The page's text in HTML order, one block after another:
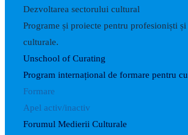
Dezvoltarea sectorului cultural
Programe și proiecte pentru profesioniști
culturale.
Unschool of Curating
Program internațional de formare pentru
Formare
Apel activ/inactiv
Forumul Medierii Culturale